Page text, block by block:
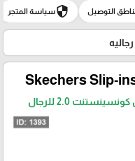
التوصيل securityسياسة المتجر
Skechers Slip-
2.0 للرجال